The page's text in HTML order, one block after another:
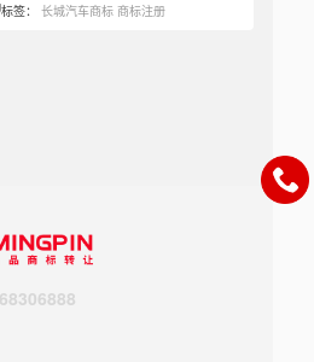
标签：长城汽车商标 商标注册